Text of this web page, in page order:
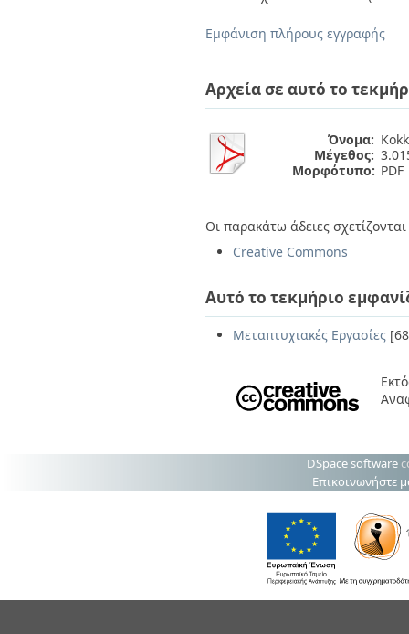
Εμφάνιση πλήρους εγγραφής
Αρχεία σε αυτό το
Όνομα:
Μέγεθος:
Μορφότυπο: PDF
Οι παρακάτω άδειες
Creative Commons
Αυτό το τεκμήριο
Μεταπτυχιακές Εργασίες
DSpace software
Επικοινωνήστε